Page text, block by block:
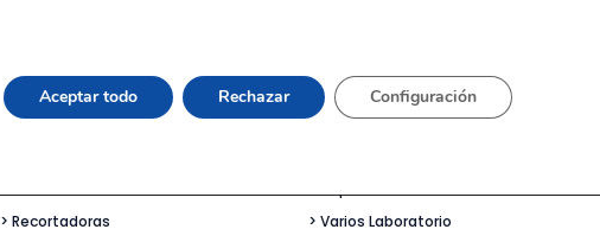
> Polimelizadoras
> Preformas Bloque Cera
> Recortadoras
> Signus Ceramis
> Silicona Laboratorio
> Varios Laboratorio
Aceptar todo Rechazar Configuración